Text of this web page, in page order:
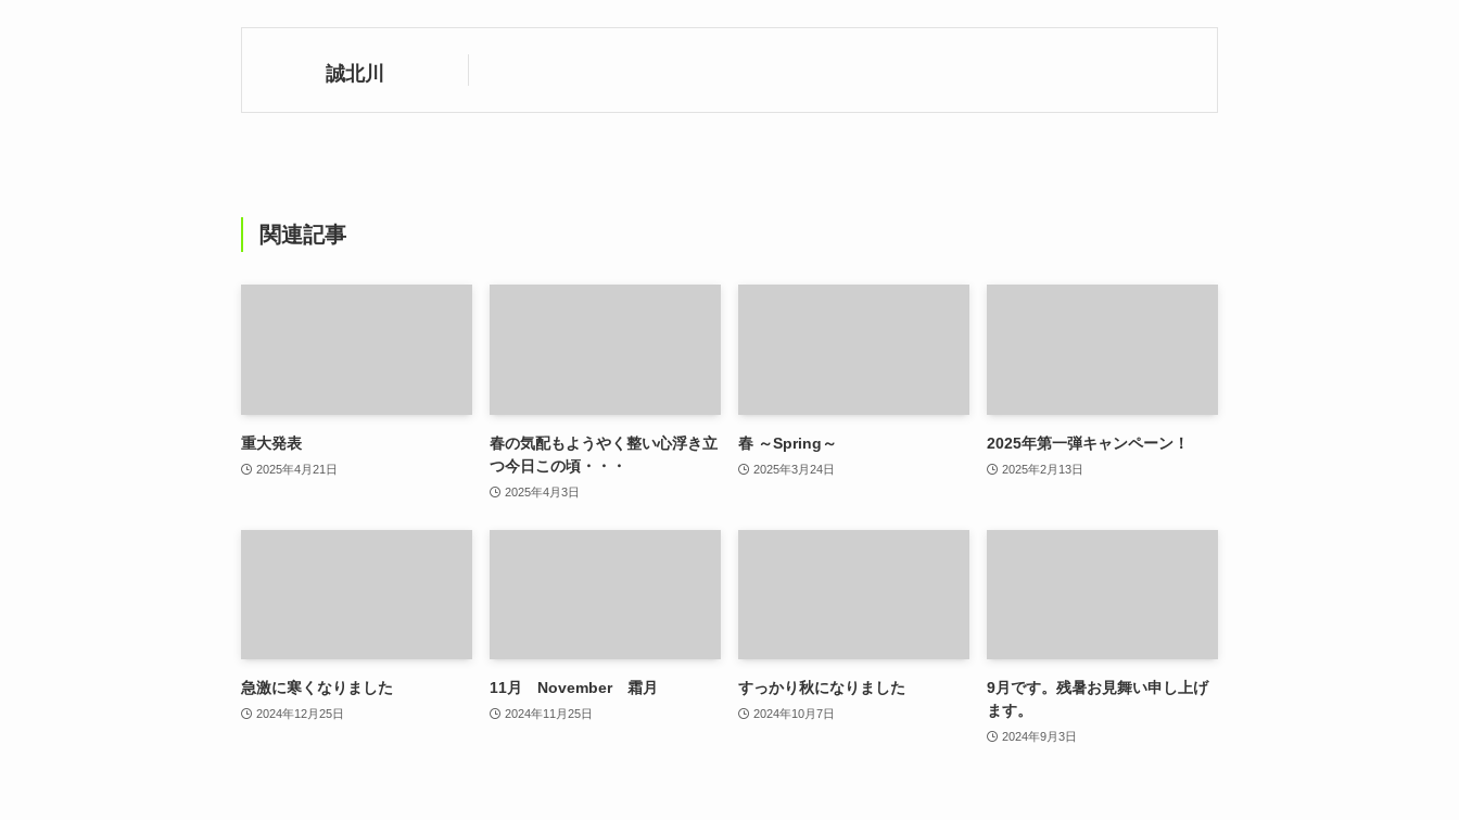
誠北川
関連記事
重大発表
2025年4月21日
春の気配もようやく整い心浮き立
つ今日この頃・・・
2025年4月3日
春 ～Spring～
2025年3月24日
2025年第一弾キャンペーン！
2025年2月13日
急激に寒くなりました
2024年12月25日
11月 November 霜月
2024年11月25日
すっかり秋になりました
2024年10月7日
9月です。残暑お見舞い申し上げ
ます。
2024年9月3日